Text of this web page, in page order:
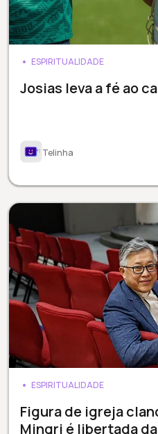
ESPIRITUALIDADE
Josias leva a fé ao
Telinha
ESPIRITUALIDADE
Figura de igreja
Mingri é libertada